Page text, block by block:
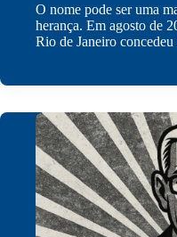
O nome pode ser uma
herança. Em agosto de
Rio de Janeiro